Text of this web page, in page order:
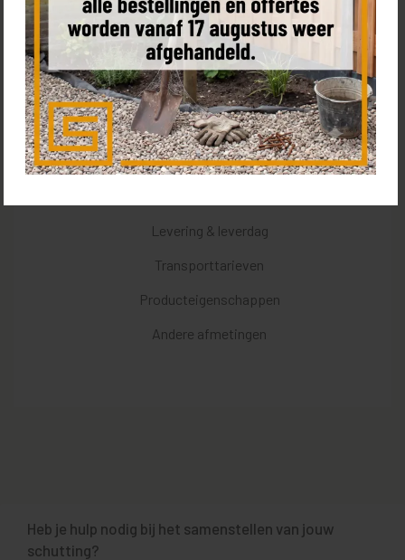
Product omschrijving
Levering & leverdag
Transporttarieven
Producteigenschappen
Andere afmetingen
Heb je hulp nodig bij het samenstellen van jouw
schutting?